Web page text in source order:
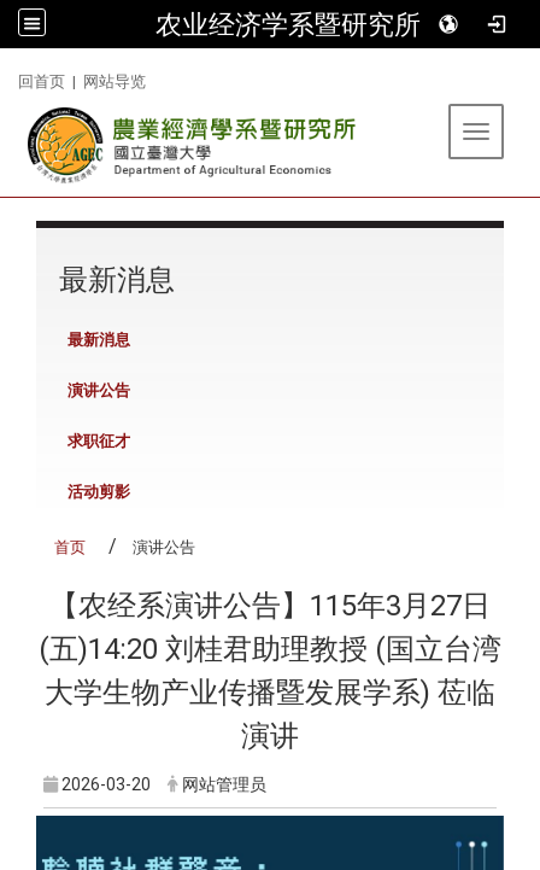
农业经济学系暨研究所
回首页 | 网站导览
Toggle
最新消息
最新消息
演讲公告
求职征才
活动剪影
首页 演讲公告
【农经系演讲公告】115年3月27日
(五)14:20 刘桂君助理教授 (国立台湾
大学生物产业传播暨发展学系) 莅临
演讲
2026-03-20 网站管理员